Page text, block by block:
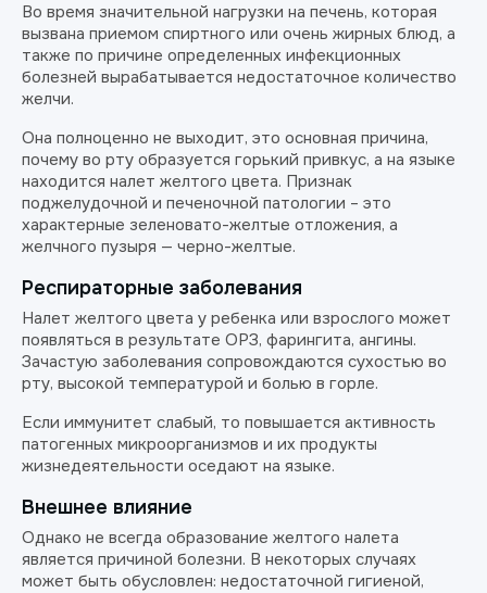
Во время значительной нагрузки на печень, которая
вызвана приемом спиртного или очень жирных блюд, а
также по причине определенных инфекционных
болезней вырабатывается недостаточное количество
желчи.
Она полноценно не выходит, это основная причина,
почему во рту образуется горький привкус, а на языке
находится налет желтого цвета. Признак
поджелудочной и печеночной патологии – это
характерные зеленовато-желтые отложения, а
желчного пузыря — черно-желтые.
Респираторные заболевания
Налет желтого цвета у ребенка или взрослого может
появляться в результате ОРЗ, фарингита, ангины.
Зачастую заболевания сопровождаются сухостью во
рту, высокой температурой и болью в горле.
Если иммунитет слабый, то повышается активность
патогенных микроорганизмов и их продукты
жизнедеятельности оседают на языке.
Внешнее влияние
Однако не всегда образование желтого налета
является причиной болезни. В некоторых случаях
может быть обусловлен: недостаточной гигиеной,